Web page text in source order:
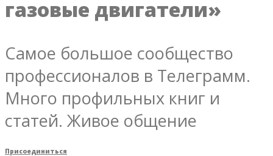
газовые двигатели»
Самое большое сообщество
профессионалов в Телеграмм.
Много профильных книг и
статей. Живое общение
Присоединиться